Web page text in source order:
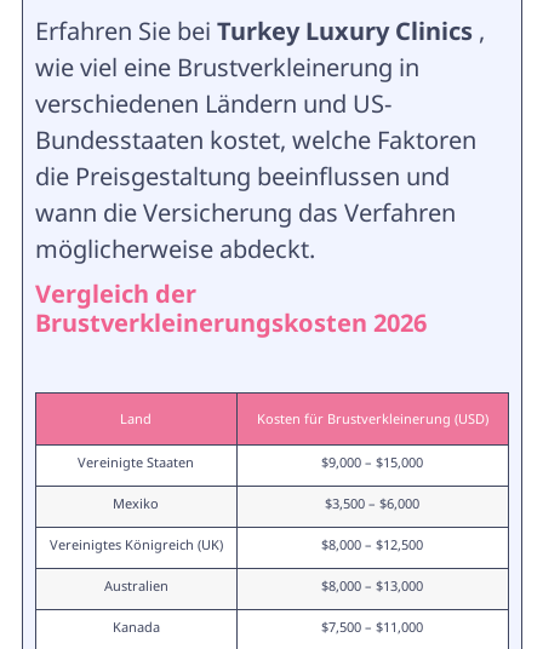
Erfahren Sie bei Turkey Luxury Clinics,
wie viel eine Brustverkleinerung in
verschiedenen Ländern und US-
Bundesstaaten kostet, welche Faktoren
die Preisgestaltung beeinflussen und
wann die Versicherung das Verfahren
möglicherweise abdeckt.
Vergleich der
Brustverkleinerungskosten 2026
Land Kosten für Brustverkleinerung (USD)
Vereinigte Staaten $9,000 – $15,000
Mexiko $3,500 – $6,000
Vereinigtes Königreich (UK) $8,000 – $12,500
Australien $8,000 – $13,000
Kanada $7,500 – $11,000